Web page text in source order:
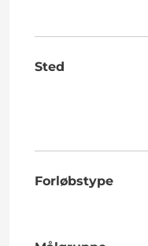
Sted
Forløbstype